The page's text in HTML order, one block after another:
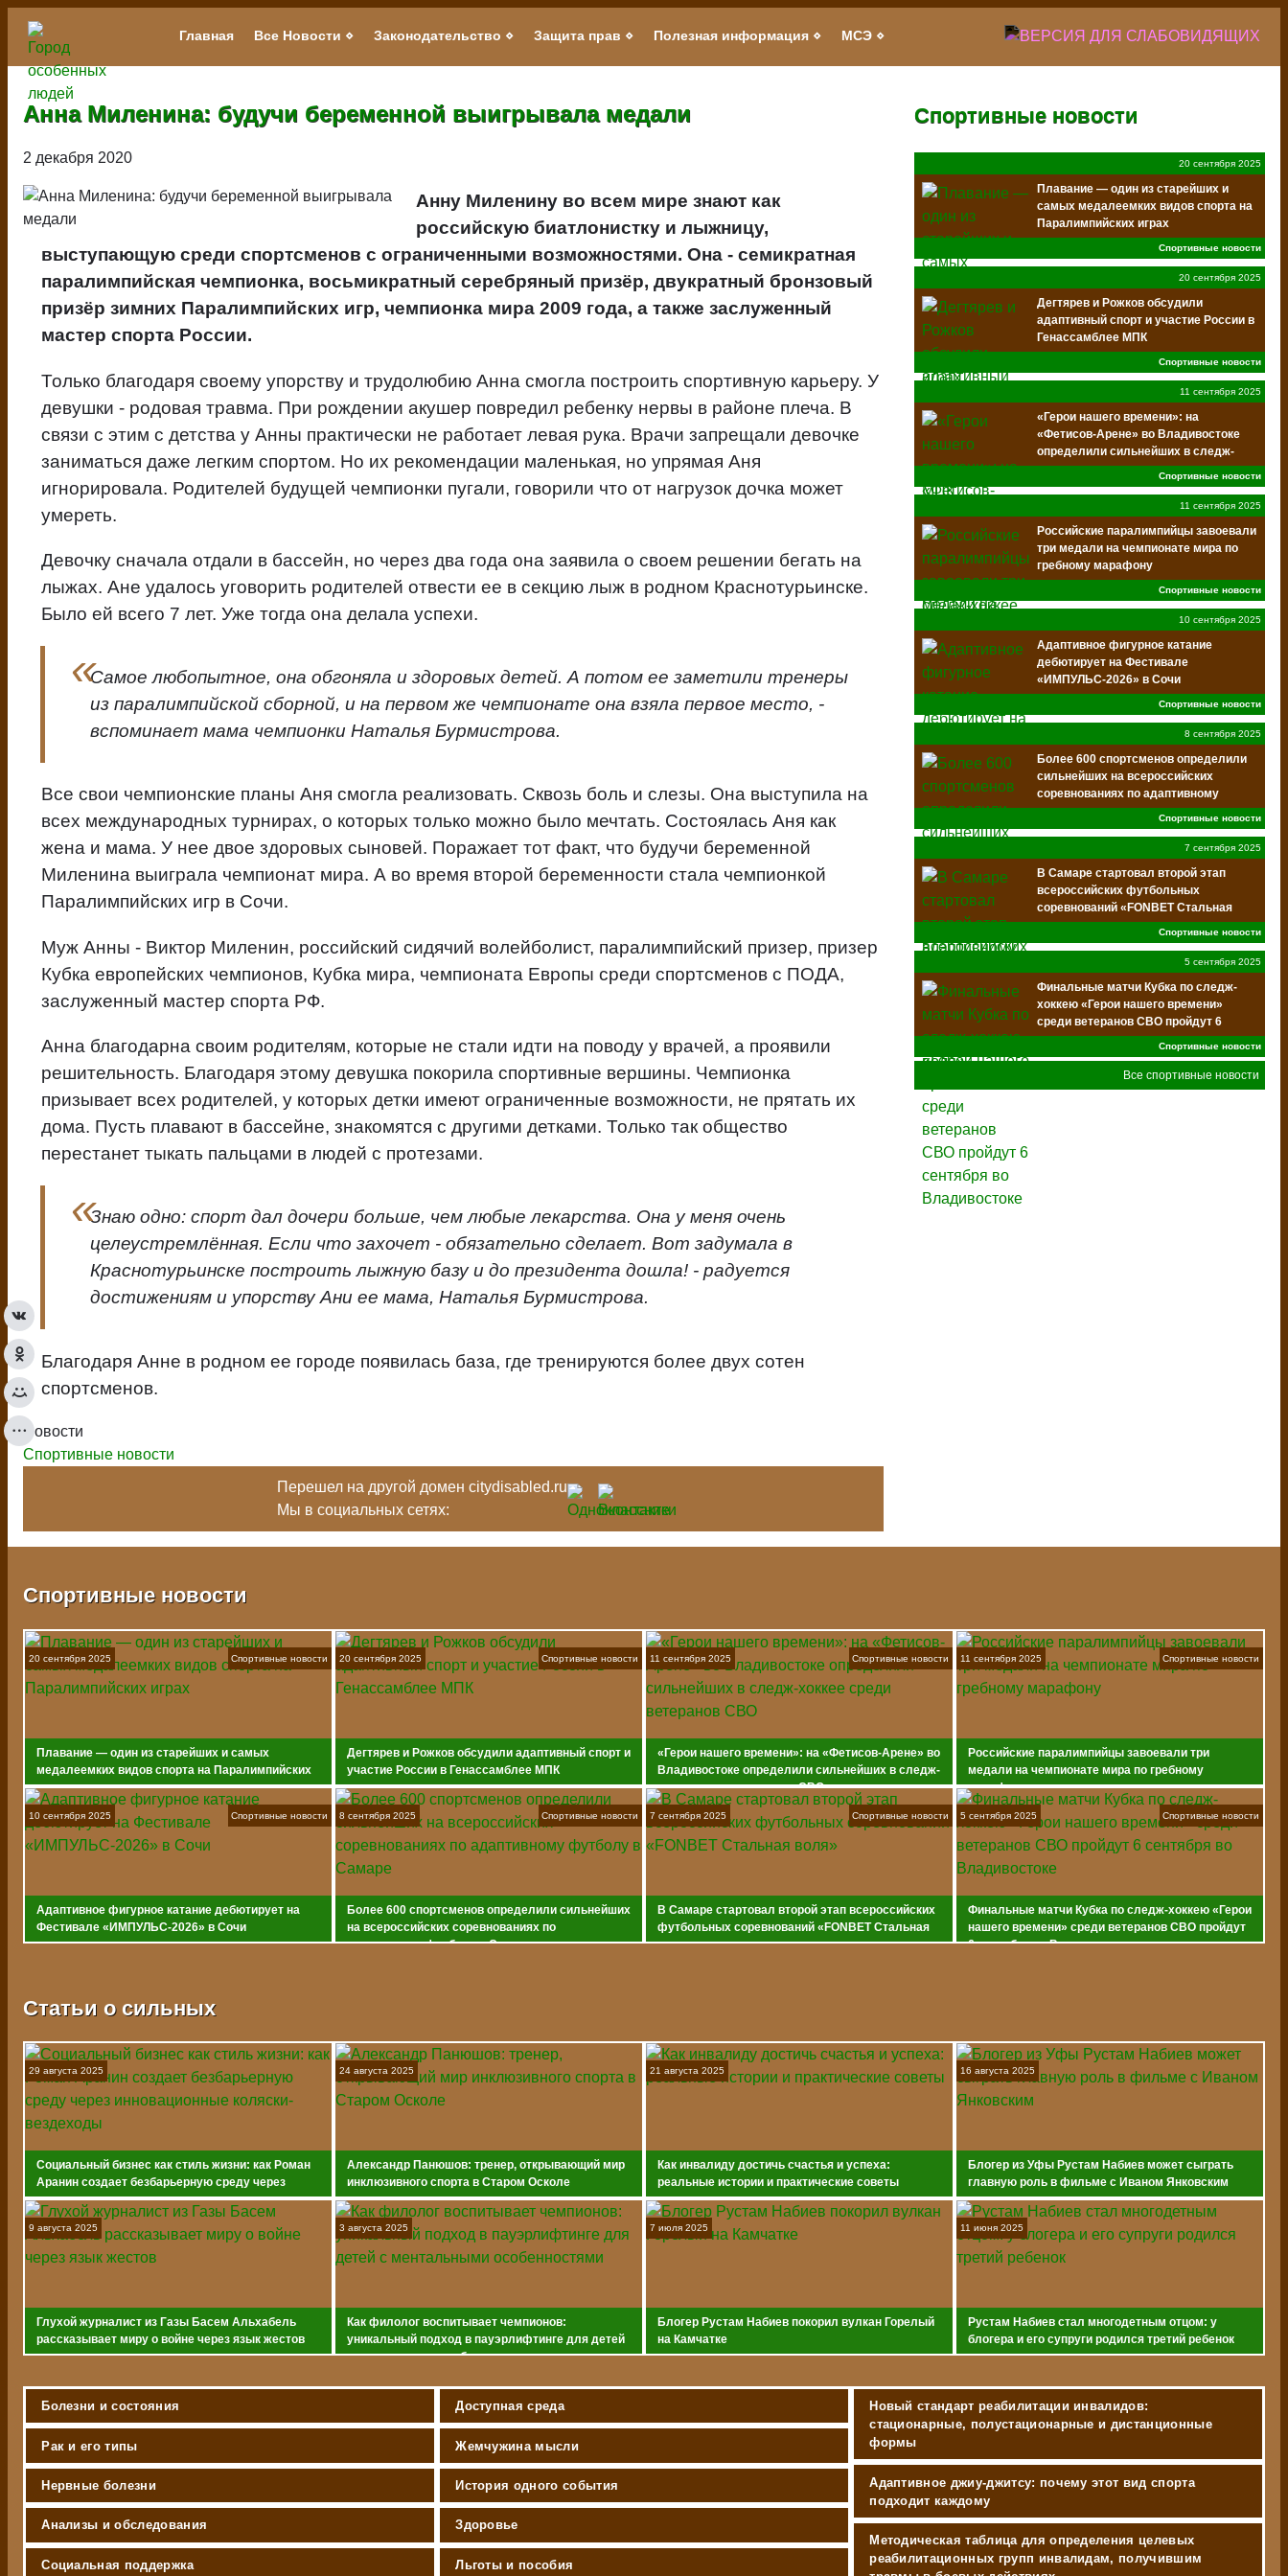
Перейти
основному
содержанию
Главная Все Новости Законодательство Защита прав Полезная информация МСЭ
Анна Миленина: будучи беременной выигрывала медали
2 декабря 2020
Анну Миленину во всем мире знают как
российскую биатлонистку и лыжницу,
выступающую среди спортсменов с ограниченными возможностями. Она - семикратная
паралимпийская чемпионка, восьмикратный серебряный призёр, двукратный бронзовый
призёр зимних Паралимпийских игр, чемпионка мира 2009 года, а также заслуженный
мастер спорта России.
Только благодаря своему упорству и трудолюбию Анна смогла построить спортивную карьеру. У
девушки - родовая травма. При рождении акушер повредил ребенку нервы в районе плеча. В
связи с этим с детства у Анны практически не работает левая рука. Врачи запрещали девочке
заниматься даже легким спортом. Но их рекомендации маленькая, но упрямая Аня
игнорировала. Родителей будущей чемпионки пугали, говорили что от нагрузок дочка может
умереть.
Девочку сначала отдали в бассейн, но через два года она заявила о своем решении бегать на
лыжах. Ане удалось уговорить родителей отвести ее в секцию лыж в родном Краснотурьинске.
Было ей всего 7 лет. Уже тогда она делала успехи.
Самое любопытное, она обгоняла и здоровых детей. А потом ее заметили тренеры
из паралимпийской сборной, и на первом же чемпионате она взяла первое место, -
вспоминает мама чемпионки Наталья Бурмистрова.
Все свои чемпионские планы Аня смогла реализовать. Сквозь боль и слезы. Она выступила на
всех международных турнирах, о которых только можно было мечтать. Состоялась Аня как
жена и мама. У нее двое здоровых сыновей. Поражает тот факт, что будучи беременной
Миленина выиграла чемпионат мира. А во время второй беременности стала чемпионкой
Паралимпийских игр в Сочи.
Муж Анны - Виктор Миленин, российский сидячий волейболист, паралимпийский призер, призер
Кубка европейских чемпионов, Кубка мира, чемпионата Европы среди спортсменов с ПОДА,
заслуженный мастер спорта РФ.
Анна благодарна своим родителям, которые не стали идти на поводу у врачей, а проявили
решительность. Благодаря этому девушка покорила спортивные вершины. Чемпионка
призывает всех родителей, у которых детки имеют ограниченные возможности, не прятать их
дома. Пусть плавают в бассейне, знакомятся с другими детками. Только так общество
перестанет тыкать пальцами в людей с протезами.
Знаю одно: спорт дал дочери больше, чем любые лекарства. Она у меня очень
целеустремлённая. Если что захочет - обязательно сделает. Вот задумала в
Краснотурьинске построить лыжную базу и до президента дошла! - радуется
достижениям и упорству Ани ее мама, Наталья Бурмистрова.
Благодаря Анне в родном ее городе появилась база, где тренируются более двух сотен
спортсменов.
Новости
Спортивные новости
Перешел на другой домен citydisabled.ru
Мы в социальных сетях:
Спортивные новости
20 сентября 2025
Плавание — один из старейших и
самых медалеемких видов спорта на
Паралимпийских играх
Спортивные новости
20 сентября 2025
Дегтярев и Рожков обсудили
адаптивный спорт и участие России в
Генассамблее МПК
Спортивные новости
11 сентября 2025
«Герои нашего времени»: на
«Фетисов-Арене» во Владивостоке
определили сильнейших в следж-
хоккее среди ветеранов СВО
Спортивные новости
11 сентября 2025
Российские паралимпийцы завоевали
три медали на чемпионате мира по
гребному марафону
Спортивные новости
10 сентября 2025
Адаптивное фигурное катание
дебютирует на Фестивале
«ИМПУЛЬС-2026» в Сочи
Спортивные новости
8 сентября 2025
Более 600 спортсменов определили
сильнейших на всероссийских
соревнованиях по адаптивному
футболу в Самаре
Спортивные новости
7 сентября 2025
В Самаре стартовал второй этап
всероссийских футбольных
соревнований «FONBET Стальная
воля»
Спортивные новости
5 сентября 2025
Финальные матчи Кубка по следж-
хоккею «Герои нашего времени»
среди ветеранов СВО пройдут 6
сентября во Владивостоке
Спортивные новости
Все спортивные новости
Спортивные новости
20 сентября 2025
Плавание — один из старейших и самых
медалеемких видов спорта на Паралимпийских
играх
Спортивные новости 20 сентября 2025
Дегтярев и Рожков обсудили адаптивный спорт и
участие России в Генассамблее МПК
Спортивные новости 11 сентября 2025
«Герои нашего времени»: на «Фетисов-Арене» во
Владивостоке определили сильнейших в следж-
хоккее среди ветеранов СВО
Спортивные новости 11 сентября 2025
Российские паралимпийцы завоевали три
медали на чемпионате мира по гребному
марафону
Спортивные новости
10 сентября 2025
Адаптивное фигурное катание дебютирует на
Фестивале «ИМПУЛЬС-2026» в Сочи
Спортивные новости 8 сентября 2025
Более 600 спортсменов определили сильнейших
на всероссийских соревнованиях по
адаптивному футболу в Самаре
Спортивные новости 7 сентября 2025
В Самаре стартовал второй этап всероссийских
футбольных соревнований «FONBET Стальная
воля»
Спортивные новости 5 сентября 2025
Финальные матчи Кубка по следж-хоккею «Герои
нашего времени» среди ветеранов СВО пройдут
6 сентября во Владивостоке
Спортивные новости
Статьи о сильных
29 августа 2025
Социальный бизнес как стиль жизни: как Роман
Аранин создает безбарьерную среду через
инновационные коляски-вездеходы
24 августа 2025
Александр Панюшов: тренер, открывающий мир
инклюзивного спорта в Старом Осколе
21 августа 2025
Как инвалиду достичь счастья и успеха:
реальные истории и практические советы
16 августа 2025
Блогер из Уфы Рустам Набиев может сыграть
главную роль в фильме с Иваном Янковским
9 августа 2025
Глухой журналист из Газы Басем Альхабель
рассказывает миру о войне через язык жестов
3 августа 2025
Как филолог воспитывает чемпионов:
уникальный подход в пауэрлифтинге для детей
с ментальными особенностями
7 июля 2025
Блогер Рустам Набиев покорил вулкан Горелый
на Камчатке
11 июня 2025
Рустам Набиев стал многодетным отцом: у
блогера и его супруги родился третий ребенок
Болезни и состояния
Рак и его типы
Нервные болезни
Анализы и обследования
Социальная поддержка
Доступная среда
Жемчужина мысли
История одного события
Здоровье
Льготы и пособия
Новый стандарт реабилитации инвалидов:
стационарные, полустационарные и дистанционные
формы
Адаптивное джиу-джитсу: почему этот вид спорта
подходит каждому
Методическая таблица для определения целевых
реабилитационных групп инвалидам, получившим